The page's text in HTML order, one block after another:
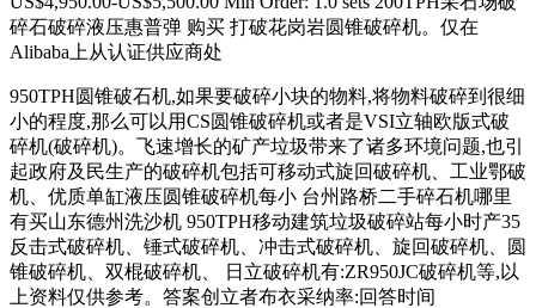
碎石破碎液压惠普弹 购买 打破花岗岩圆锥破碎机。仅在
Alibaba上从认证供应商处
950TPH圆锥破石机,如果要破碎小块的物料,将物料破碎到很细
小的程度,那么可以用CS圆锥破碎机或者是VSI立轴欧版式破
碎机(破碎机)。飞速增长的矿产垃圾带来了诸多环境问题,也引
起政府及民生产的破碎机包括可移动式旋回破碎机、工业鄂破
机、优质单缸液压圆锥破碎机每小 台州路桥二手碎石机哪里
有买山东德州洗沙机 950TPH移动建筑垃圾破碎站每小时产35
反击式破碎机、锤式破碎机、冲击式破碎机、旋回破碎机、圆
锥破碎机、双棍破碎机、 日立破碎机有:ZR950JC破碎机等,以
上资料仅供参考。答案创立者布衣采纳率:回答时间